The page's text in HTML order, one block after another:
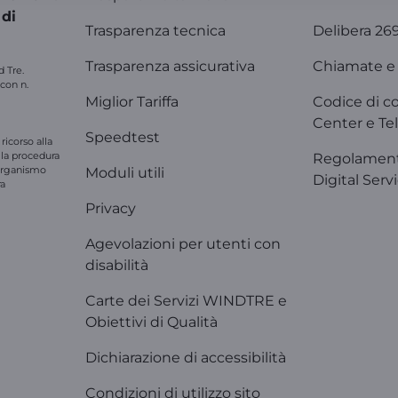
Tre.
n.
alla
procedura
Trasparenza tecnica
Trasparenza assicurativa
Miglior Tariffa
Speedtest
Moduli utili
Privacy
Agevolazioni per utenti con
disabilità
Carte dei Servizi WINDTRE e
Obiettivi di Qualità
Dichiarazione di accessibilità
Condizioni di utilizzo sito
Delibera
Chiamate
Codice di
Center e
Digital